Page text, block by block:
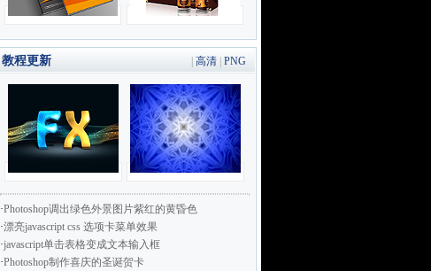
教程更新 高清 PNG
·Photoshop调出绿色外景图片紫红的黄昏色
·漂亮javascript css 选项卡菜单效果
·javascript单击表格变成文本输入框
·Photoshop制作喜庆的圣诞贺卡